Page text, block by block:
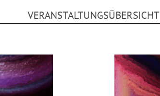
VERANSTALTUNGSÜBERSICHT